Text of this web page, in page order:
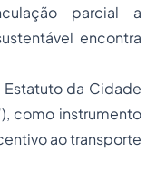
parcial a
encontra
da Cidade
como instrumento
ao transporte